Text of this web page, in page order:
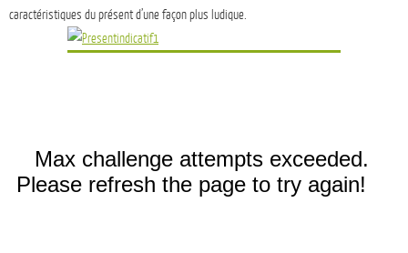
caractéristiques du présent d’une façon plus ludique.